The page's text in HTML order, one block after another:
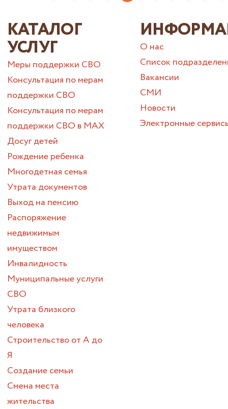
КАТАЛОГ
УСЛУГ
Меры поддержки СВО
Консультация по мерам
поддержки СВО
Консультация по мерам
поддержки СВО в МАХ
Досуг детей
Рождение ребенка
Многодетная семья
Утрата документов
Выход на пенсию
Распоряжение
недвижимым
имуществом
Инвалидность
Муниципальные услуги
СВО
Утрата близкого
человека
Строительство от А до
Я
Создание семьи
Смена места
жительства
О нас
Список
Вакансии
СМИ
Новости
Электронные